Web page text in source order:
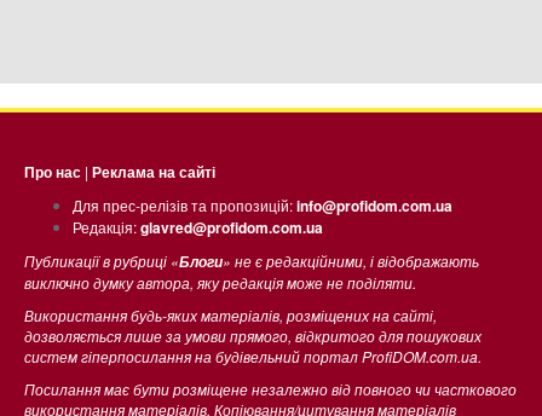
Про нас | Реклама на сайті
Для прес-релізів та пропозицій:info@profidom.com.ua
Редакція:glavred@profidom.com.ua
Публикації в рубриці «Блоги» не є редакційними, і відображають
виключно думку автора, яку редакція може не поділяти.
Використання будь-яких матеріалів, розміщених на сайті,
дозволяється лише за умови прямого, відкритого для пошукових
систем гіперпосилання на будівельний портал ProfiDOM.com.ua.
Посилання має бути розміщене незалежно від повного чи часткового
використання матеріалів. Копіювання/цитування матеріалів